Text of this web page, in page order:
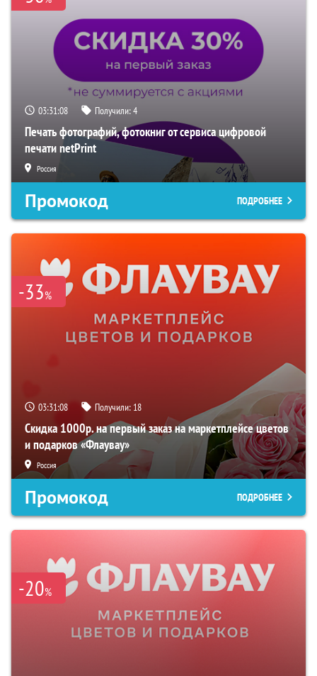
03:31:08 Получили:4
Печать фотографий, фотокниг от сервиса цифровой
печати netPrint
Россия
Промокод ПОДРОБНЕЕ
-33%
03:31:08 Получили: 18
Скидка 1000р. на первый заказ на маркетплейсе цветов
и подарков «Флаувау»
Россия
Промокод ПОДРОБНЕЕ
-20%